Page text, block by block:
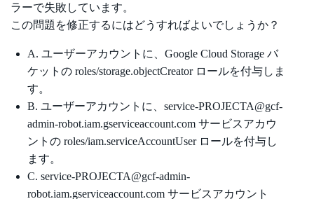
ラーで失敗しています。
この問題を修正するにはどうすればよいでしょうか？
A. ユーザーアカウントに、Google Cloud Storage バ
ケットの roles/storage.objectCreator ロールを付与しま
す。
B. ユーザーアカウントに、service-PROJECTA@gcf-
admin-robot.iam.gserviceaccount.com サービスアカウ
ントの roles/iam.serviceAccountUser ロールを付与し
ます。
C. service-PROJECTA@gcf-admin-
robot.iam.gserviceaccount.com サービスアカウント